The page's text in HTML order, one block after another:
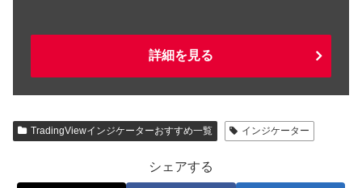
詳細を見る
TradingViewインジケーターおすすめ一覧 インジケーター
シェアする